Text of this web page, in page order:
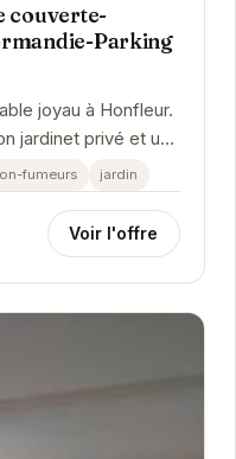
couverte-
Parking
joyau à Honfleur.
jardinet privé et une
fumeurs jardin
Voir l'offre